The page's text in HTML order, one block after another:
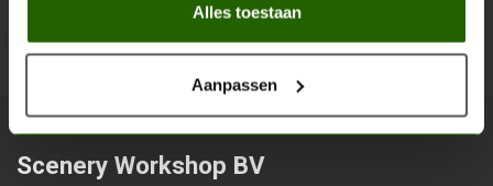
Alles toestaan
Aanpassen
Scenery Workshop BV